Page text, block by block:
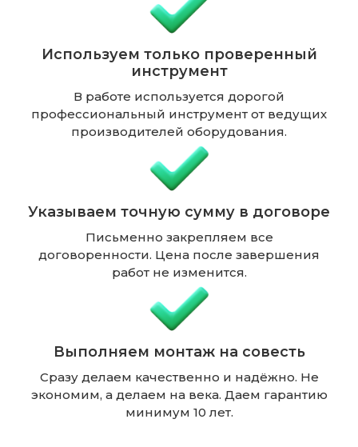
Используем только проверенный
инструмент
В работе используется дорогой
профессиональный инструмент от ведущих
производителей оборудования.
Указываем точную сумму в договоре
Письменно закрепляем все
договоренности. Цена после завершения
работ не изменится.
Выполняем монтаж на совесть
Сразу делаем качественно и надёжно. Не
экономим, а делаем на века. Даем гарантию
минимум 10 лет.